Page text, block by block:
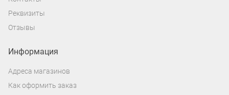
Реквизиты
Отзывы
Информация
Адреса магазинов
Как оформить заказ